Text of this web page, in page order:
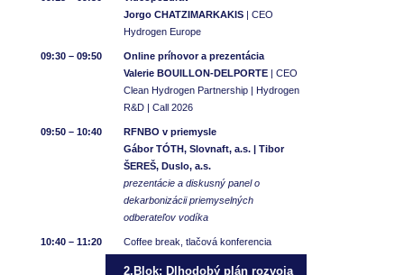
Jorgo CHATZIMARKAKIS | CEO
Hydrogen Europe
09:30 – 09:50
Online príhovor a prezentácia
Valerie BOUILLON-DELPORTE | CEO
Clean Hydrogen Partnership | Hydrogen
R&D | Call 2026
09:50 – 10:40
RFNBO v priemysle
Gábor TÓTH, Slovnaft, a.s. | Tibor
ŠEREŠ, Duslo, a.s.
prezentácie a diskusný panel o
dekarbonizácii priemyselných
odberateľov vodíka
10:40 – 11:20 Coffee break, tlačová konferencia
2.Blok: Dlhodobý plán rozvoja